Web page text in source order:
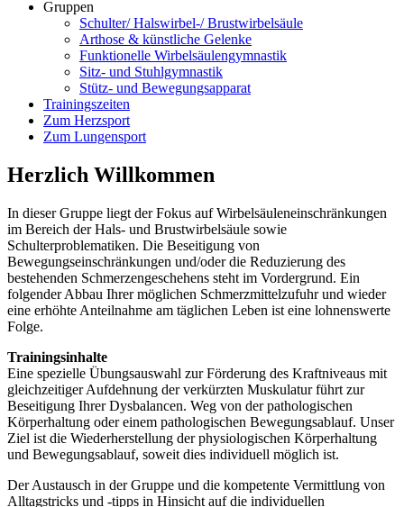
Gruppen
Schulter/ Halswirbel-/ Brustwirbelsäule
Arthose & künstliche Gelenke
Funktionelle Wirbelsäulengymnastik
Sitz- und Stuhlgymnastik
Stütz- und Bewegungsapparat
Trainingszeiten
Zum Herzsport
Zum Lungensport
Herzlich Willkommen
In dieser Gruppe liegt der Fokus auf Wirbelsäuleneinschränkungen
im Bereich der Hals- und Brustwirbelsäule sowie
Schulterproblematiken. Die Beseitigung von
Bewegungseinschränkungen und/oder die Reduzierung des
bestehenden Schmerzengeschehens steht im Vordergrund. Ein
folgender Abbau Ihrer möglichen Schmerzmittelzufuhr und wieder
eine erhöhte Anteilnahme am täglichen Leben ist eine lohnenswerte
Folge.
Trainingsinhalte
Eine spezielle Übungsauswahl zur Förderung des Kraftniveaus mit
gleichzeitiger Aufdehnung der verkürzten Muskulatur führt zur
Beseitigung Ihrer Dysbalancen. Weg von der pathologischen
Körperhaltung oder einem pathologischen Bewegungsablauf. Unser
Ziel ist die Wiederherstellung der physiologischen Körperhaltung
und Bewegungsablauf, soweit dies individuell möglich ist.
Der Austausch in der Gruppe und die kompetente Vermittlung von
Alltagstricks und -tipps in Hinsicht auf die individuellen